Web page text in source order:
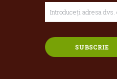
SUBSCRIE